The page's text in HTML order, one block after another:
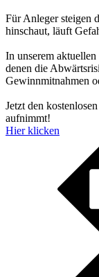
Für Anleger steigen
hinschaut, läuft
In unserem
denen die
Gewinnmitnahmen
Jetzt den
aufnimmt!
Hier klicken